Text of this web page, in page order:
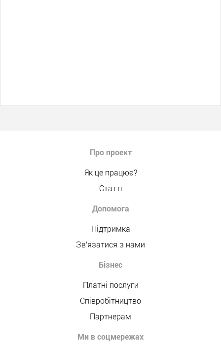
Про проект
Як це працює?
Статті
Допомога
Підтримка
Зв'язатися з нами
Бізнес
Платні послуги
Співробітництво
Партнерам
Ми в соцмережах